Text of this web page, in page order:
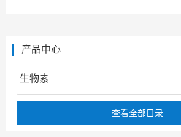
产品中心
生物素
查看全部目录